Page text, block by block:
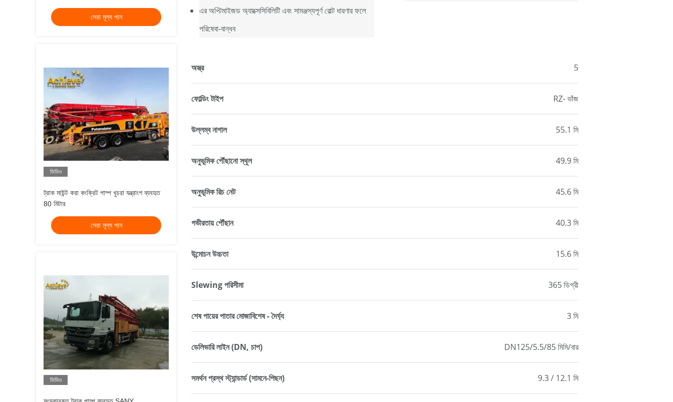
হট সেল মডেল মার্সিডিজ বেঞ্জ 4141
সেরা মূল্য পান
ভিডিও
ট্রাক মাউন্ট করা কংক্রিট পাম্প খুচরা যন্ত্রাংশ ব্যবহৃত
80 মিটার
সেরা মূল্য পান
ভিডিও
এর অপ্টিমাইজড অ্যাক্সেসিবিলিটি এবং সামঞ্জস্যপূর্ণ বোল্ট ধারণার ফলে
পরিষেবা-বান্ধব
অস্ত্র 5
ফোল্ডিং টাইপ RZ- ভাঁজ
উল্লম্ব নাগাল 55.1 মি
অনুভূমিক পৌঁছানো স্থূল 49.9 মি
অনুভূমিক রিচ নেট 45.6 মি
গভীরতায় পৌঁছান 40.3 মি
উন্মোচন উচ্চতা 15.6 মি
Slewing পরিসীমা 365 ডিগ্রী
শেষ পায়ের পাতার মোজাবিশেষ - দৈর্ঘ্য 3 মি
ডেলিভারি লাইন (DN, চাপ) DN125/5.5/85 মিমি/বার
সমর্থন প্রস্থ স্ট্যান্ডার্ড (সামনে-পিছন) 9.3 / 12.1 মি